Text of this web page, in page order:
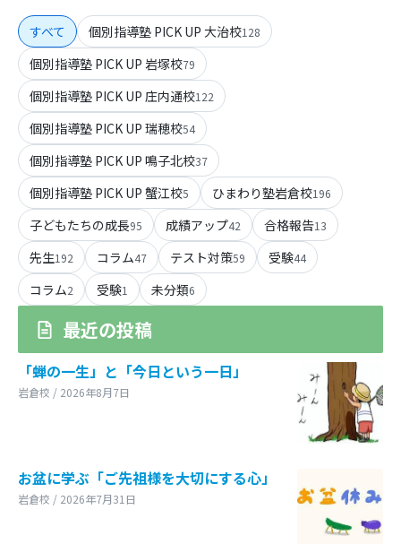
すべて 個別指導塾 PICK UP 大治校128
個別指導塾 PICK UP 岩塚校79
個別指導塾 PICK UP 庄内通校122
個別指導塾 PICK UP 瑞穂校54
個別指導塾 PICK UP 鳴子北校37
個別指導塾 PICK UP 蟹江校5 ひまわり塾岩倉校196
子どもたちの成長95 成績アップ42 合格報告13
先生192 コラム47 テスト対策59 受験44
コラム2 受験1 未分類6
最近の投稿
「蝉の一生」と「今日という一日」
岩倉校 / 2026年8月7日
お盆に学ぶ「ご先祖様を大切にする心」
岩倉校 / 2026年7月31日